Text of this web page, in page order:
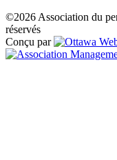
©2026 Association du
réservés
Conçu par